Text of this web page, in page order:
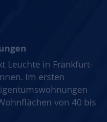
Leuchte in Frankfurt-
Im ersten
von 40 bis